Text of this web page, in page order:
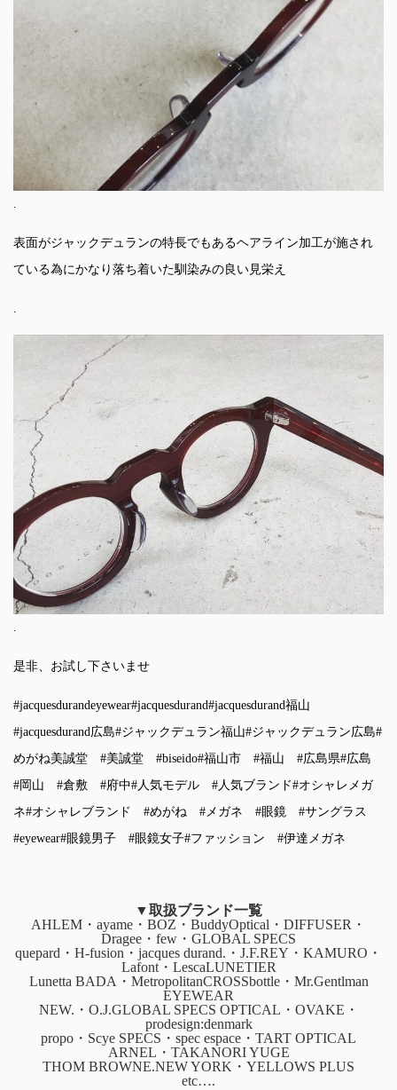
.
表面がジャックデュランの特長でもあるヘアライン加工が施され
ている為にかなり落ち着いた馴染みの良い見栄え
.
.
是非、お試し下さいませ
#jacquesdurandeyewear#jacquesdurand#jacquesdurand福山
#jacquesdurand広島#ジャックデュラン福山#ジャックデュラン広島#
めがね美誠堂
#美誠堂 #biseido#福山市 #福山 #広島県#広島
#岡山
#倉敷 #府中#人気モデル #人気ブランド#オシャレメガ
ネ#オシャレブランド #めがね #メガネ #眼鏡
#サングラス
#eyewear#眼鏡男子 #眼鏡女子#ファッション #伊達メガネ
▼取扱ブランド一覧
AHLEM・ayame・BOZ・BuddyOptical・DIFFUSER・
Dragee・few・GLOBAL SPECS
quepard・H-fusion・jacques durand.・J.F.REY・KAMURO・
Lafont・LescaLUNETIER
Lunetta BADA・MetropolitanCROSSbottle・Mr.Gentlman
EYEWEAR
NEW.・O.J.GLOBAL SPECS OPTICAL・OVAKE・
prodesign:denmark
propo・Scye SPECS・spec espace・TART OPTICAL
ARNEL・TAKANORI YUGE
THOM BROWNE.NEW YORK・YELLOWS PLUS
etc….